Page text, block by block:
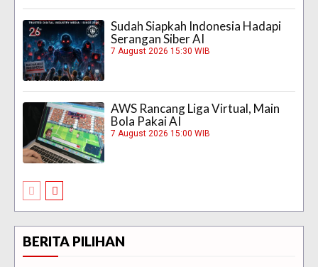
Sudah Siapkah Indonesia Hadapi
Serangan Siber AI
7 August 2026 15:30 WIB
AWS Rancang Liga Virtual, Main
Bola Pakai AI
7 August 2026 15:00 WIB
BERITA PILIHAN